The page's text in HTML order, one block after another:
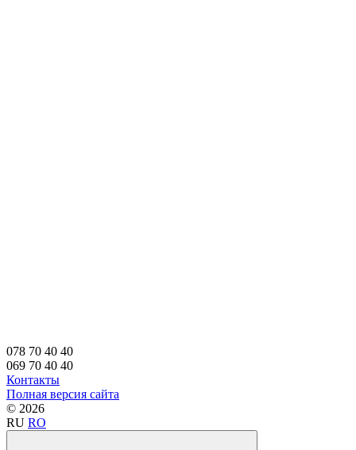
078 70 40 40
069 70 40 40
Контакты
Полная версия сайта
© 2026
RU RO